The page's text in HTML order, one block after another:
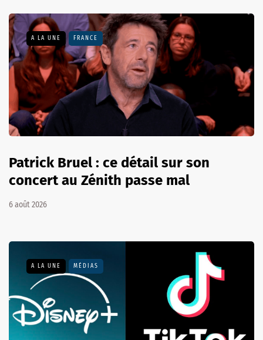
A LA UNE FRANCE
Patrick Bruel : ce détail sur son
concert au Zénith passe mal
6 août 2026
A LA UNE MÉDIAS